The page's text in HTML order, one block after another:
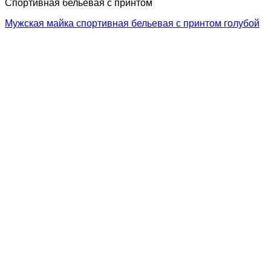
Спортивная бельевая с принтом
Мужская майка спортивная бельевая с принтом голубой